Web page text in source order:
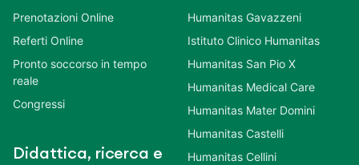
Prenotazioni Online
Referti Online
Pronto soccorso in tempo
reale
Congressi
Didattica, ricerca e
Humanitas Gavazzeni
Istituto Clinico Humanitas
Humanitas San Pio X
Humanitas Medical Care
Humanitas Mater Domini
Humanitas Castelli
Humanitas Cellini